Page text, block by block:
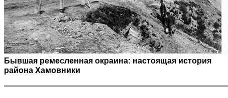
Бывшая ремесленная окраина: настоящая история
района Хамовники